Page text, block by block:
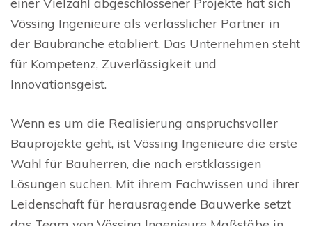
Vössing Ingenieure als verlässlicher Partner in
der Baubranche etabliert. Das Unternehmen steht
für Kompetenz, Zuverlässigkeit und
Innovationsgeist.
Wenn es um die Realisierung anspruchsvoller
Bauprojekte geht, ist Vössing Ingenieure die erste
Wahl für Bauherren, die nach erstklassigen
Lösungen suchen. Mit ihrem Fachwissen und ihrer
Leidenschaft für herausragende Bauwerke setzt